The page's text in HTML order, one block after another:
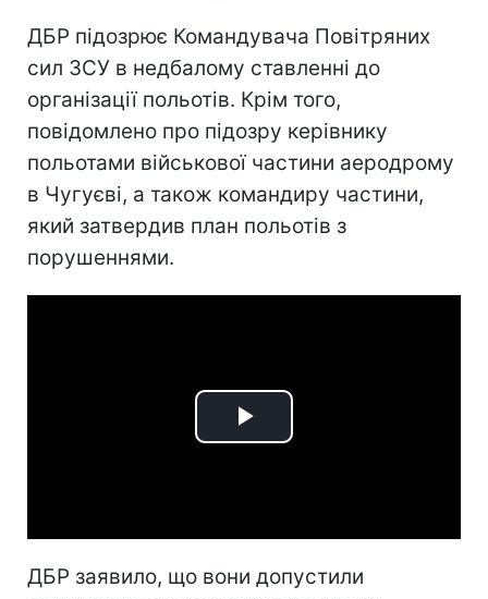
ДБР підозрює Командувача Повітряних
сил ЗСУ в недбалому ставленні до
організації польотів. Крім того,
повідомлено про підозру керівнику
польотами військової частини аеродрому
в Чугуєві, а також командиру частини,
який затвердив план польотів з
порушеннями.
Play
ДБР заявило, що вони допустили